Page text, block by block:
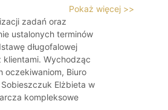
Pokaż więcej >>
zadań oraz
ustalonych terminów
długofalowej
klientami. Wychodząc
oczekiwaniom, Biuro
Elżbieta w
kompleksowe